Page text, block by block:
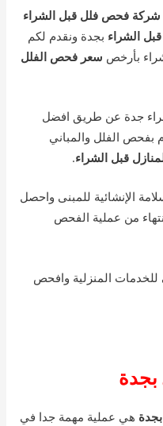
شركة فحص فلل قبل الشراء
الشراء بجدة ونقدم لكم
بأرخص سعر فحص الفلل
جدة عن طريق افضل
بفحص الفلل والمباني
قبل الشراء.
الإنشائية للمبنى واحصل
من عملية الفحص
للخدمات المنزلية وافحص
هي عملية مهمة جدا في